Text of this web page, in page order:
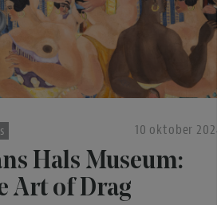
10 oktober 2024
Hals Museum:
Art of Drag